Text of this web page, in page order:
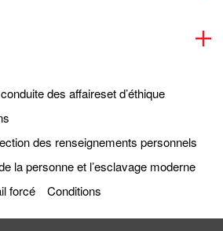
des affaireset d’éthique
des renseignements personnels
la personne et l’esclavage moderne
forcé
Conditions